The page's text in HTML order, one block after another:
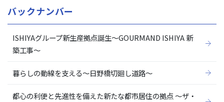
バックナンバー
ISHIYAグループ新生産拠点誕生～GOURMAND ISHIYA 新
築工事～
暮らしの動線を支える～日野橋切廻し道路～
都心の利便と先進性を備えた新たな都市居住の拠点 ～ザ・